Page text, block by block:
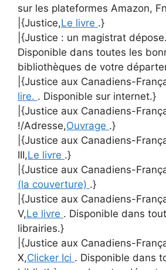
sur les plateformes Amazon,
|{Justice,Le livre .}
|{Justice : un magistrat
Disponible dans toutes les
bibliothèques de votre
|{Justice aux Canadiens-
lire. . Disponible sur internet.}
|{Justice aux Canadiens-
!/Adresse,Ouvrage .}
|{Justice aux Canadiens-
III,Le livre .}
|{Justice aux Canadiens-
(la couverture) .}
|{Justice aux Canadiens-
V,Le livre . Disponible dans
librairies.}
|{Justice aux Canadiens-
X,Clicker Ici . Disponible dans